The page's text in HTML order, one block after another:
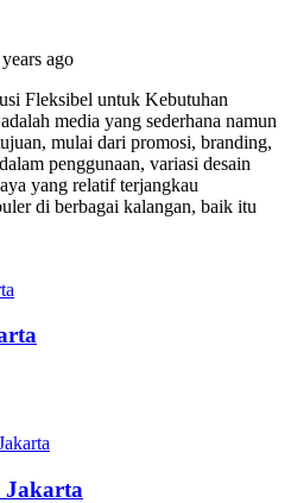
ago
Fleksibel untuk Kebutuhan
media yang sederhana namun
mulai dari promosi, branding,
penggunaan, variasi desain
yang relatif terjangkau
di berbagai kalangan, baik itu
Jakarta